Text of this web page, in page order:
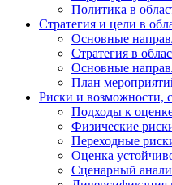
Политика в
Стратегия и цели в
Основные
Стратегия в
Основные
План
Риски и возможности,
Подходы к
Физические
Переходные
Оценка
Сценарный